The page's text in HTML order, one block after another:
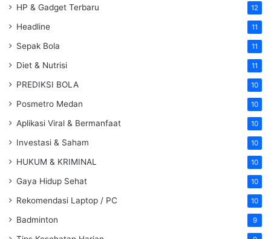
HP & Gadget Terbaru 12
Headline 11
Sepak Bola 11
Diet & Nutrisi 11
PREDIKSI BOLA 10
Posmetro Medan 10
Aplikasi Viral & Bermanfaat 10
Investasi & Saham 10
HUKUM & KRIMINAL 10
Gaya Hidup Sehat 10
Rekomendasi Laptop / PC 10
Badminton 9